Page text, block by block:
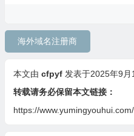
海外域名注册商
本文由 cfpyf 发表于2025年9
转载请务必保留本文链接：
https://